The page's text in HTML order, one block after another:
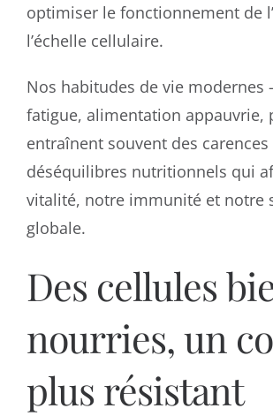
optimiser le fonctionnement de
l’échelle cellulaire.
Nos habitudes de vie modernes
fatigue, alimentation
entraînent souvent des carences
déséquilibres nutritionnels qui
vitalité, notre immunité et notre
globale.
Des cellules
nourries, un
plus résistant